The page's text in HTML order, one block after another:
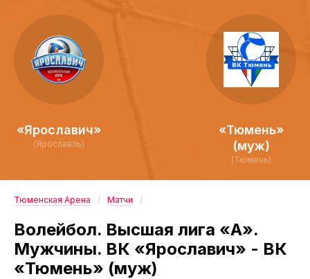
«Ярославич»
(Ярославль)
«Тюмень»
(муж)
(Тюмень)
Тюменская Арена Матчи
Волейбол. Высшая лига «А».
Мужчины. ВК «Ярославич» - ВК
«Тюмень» (муж)